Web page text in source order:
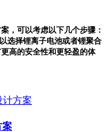
，可以考虑以下几个步骤：
选择锂离子电池或者锂聚合
高的安全性和更轻盈的体
案